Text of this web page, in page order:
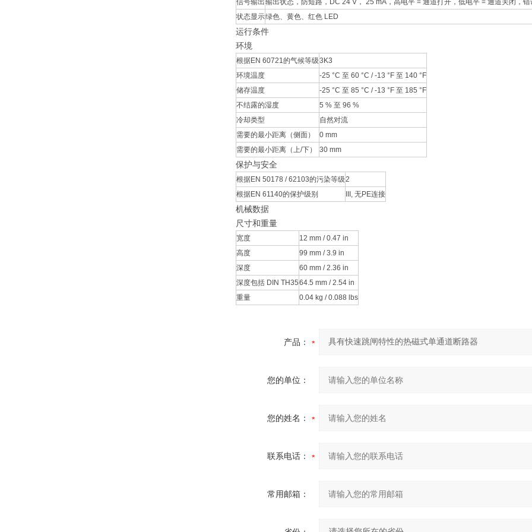
信号输出 输出状态，防短路，DC 24 V， 25 mA，高电平 = 通道打开，低电平 = 通道关闭，错
状态显示绿色、黄色、红色 LED
运行条件
环境
根据EN 60721的气候等级3K3
环境温度
-25 °C 至 60 °C / -13 °F 至 140 °F
储存温度
-25 °C 至 85 °C / -13 °F 至 185 °F
不结露的湿度
5 % 至 96 %
冷却类型
自然对流
需要的最小距离（侧面）
0 mm
需要的最小距离（上/下）
30 mm
保护与安全
根据EN 50178 / 62103的污染等级2
根据EN 61140的保护级别
III, 无PE连接
机械数据
尺寸和重量
宽度
12 mm / 0.47 in
高度
99 mm / 3.9 in
深度
60 mm / 2.36 in
深度包括 DIN TH3564.5 mm / 2.54 in
重量
0.04 kg / 0.088 lbs
产品：
您的单位：
您的姓名：
联系电话：
常用邮箱：